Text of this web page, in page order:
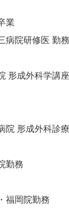
業
病院研修医 勤務
形成外科学講
院 形成外科診
勤務
福岡院勤務